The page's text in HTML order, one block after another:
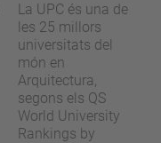
La UPC és una de
les 25 millors
universitats del
món en
Arquitectura,
segons els QS
World University
Rankings by